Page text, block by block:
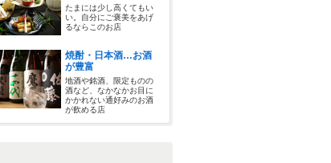
たまには少し高くてもい
い。自分にご褒美をあげ
るならこのお店
焼酎・日本酒…お酒
が豊富
地酒や銘酒、限定ものの
酒など、なかなかお目に
かかれない通好みのお酒
が飲める店